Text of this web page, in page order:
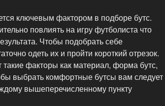
ключевым фактором в подборе бутс.
повлиять на игру футболиста что
Чтобы подобрать себе
одеть их и пройти короткий отрезок.
факторы как материал, форма бутс,
выбрать комфортные бутсы вам следует
вышеперечисленному пункту